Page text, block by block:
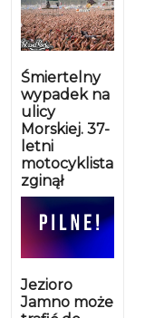
Śmiertelny
wypadek na
ulicy
Morskiej. 37-
letni
motocyklista
zginął
Jezioro
Jamno może